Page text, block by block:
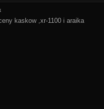
kaskow ,xr-1100 i araika